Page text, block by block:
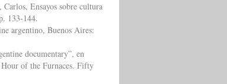
Ensayos sobre cultura
133-144.
argentino, Buenos Aires:
documentary”, en
of the Furnaces. Fifty